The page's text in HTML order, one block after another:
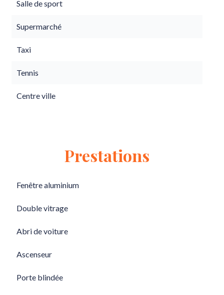
Salle de sport
Supermarché
Taxi
Tennis
Centre ville
Prestations
Fenêtre aluminium
Double vitrage
Abri de voiture
Ascenseur
Porte blindée